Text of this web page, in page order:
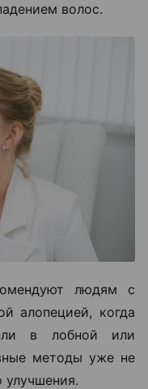
волос.
людям с
алопецией, когда
в лобной или
методы уже не
улучшения.